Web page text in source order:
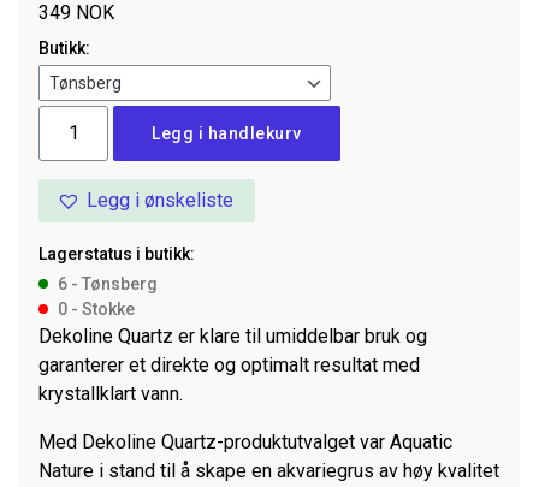
349 NOK
Butikk:
Flame
10kg
Legg i handlekurv
Legg i ønskeliste
Lagerstatus i butikk:
6 - Tønsberg
0 - Stokke
Dekoline Quartz er klare til umiddelbar bruk og
garanterer et direkte og optimalt resultat med
krystallklart vann.
Med Dekoline Quartz-produktutvalget var Aquatic
Nature i stand til å skape en akvariegrus av høy kvalitet